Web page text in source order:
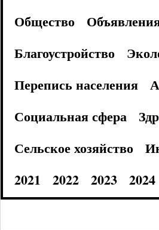
Общество
Благоустройство
Перепись населения
Социальная сфера
Сельское хозяйство
2021
2022 2023 2024